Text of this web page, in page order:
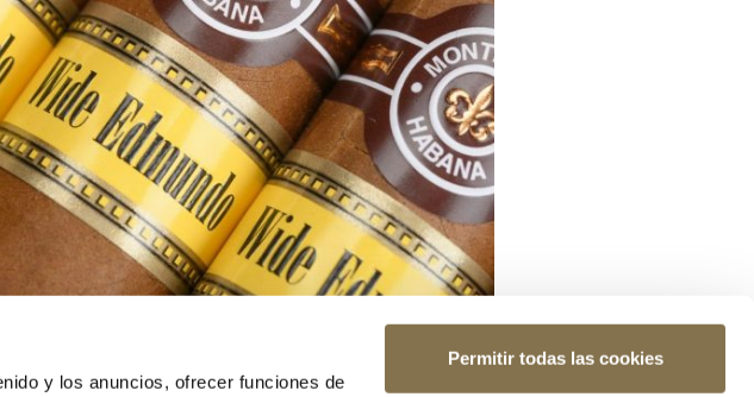
y los anuncios, ofrecer funciones de
Permitir todas las cookies